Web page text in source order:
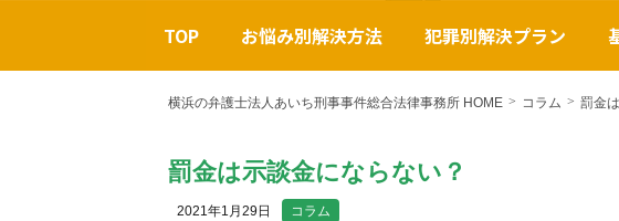
TOP お悩み別解決方法 犯罪別解決プラン
横浜の弁護士法人あいち刑事事件総合法律事務所 HOME コラム 罰金
罰金は示談金にならない？
2021年1月29日 コラム